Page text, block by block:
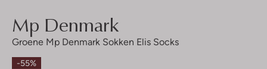
Mp Denmark
Groene Mp Denmark Sokken Elis Socks
-55%